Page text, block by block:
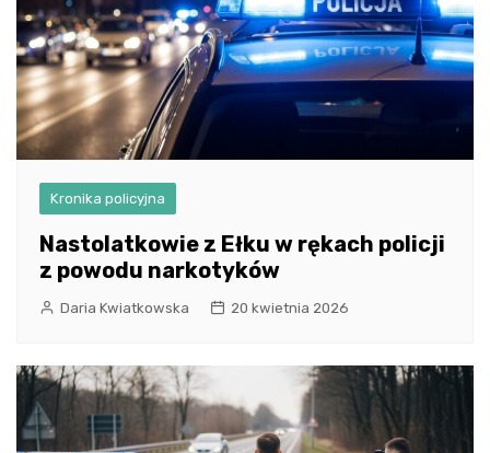
Kronika policyjna
Nastolatkowie z Ełku w rękach policji
z powodu narkotyków
Daria Kwiatkowska 20 kwietnia 2026